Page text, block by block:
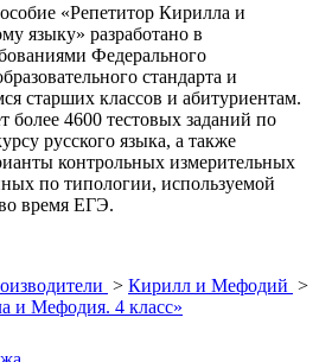
«Репетитор Кирилла и
языку» разработано в
Федерального
стандарта и
старших классов и абитуриентам.
более 4600 тестовых заданий по
русского языка, а также
контрольных измерительных
по типологии, используемой
время ЕГЭ.
> Кирилл и Мефодий >
и Мефодия. 4 класс»